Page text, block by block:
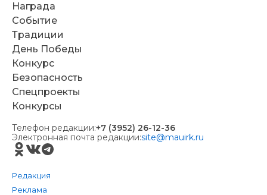
Награда
Событие
Традиции
День Победы
Конкурс
Безопасность
Спецпроекты
Конкурсы
Телефон редакции:+7 (3952) 26-12-36
Электронная почта редакции:site@mauirk.ru
Редакция
Реклама